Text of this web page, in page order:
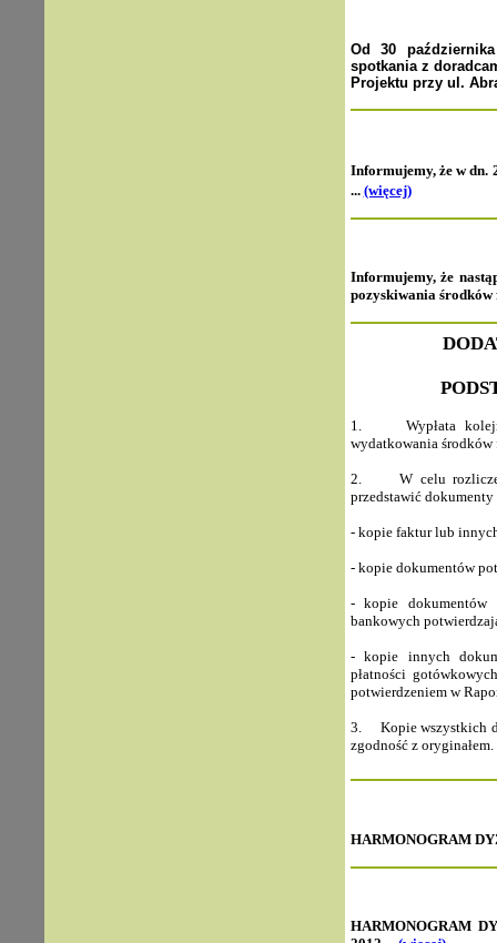
Od 30
spotkania z
Projektu przy ul.
Informujemy, żew dn.
... (więcej)
Informujemy, że
pozyskiwania środków
1. Wypłata kolejnej
wydatkowania środków
2. W celu rozliczenia
przedstawić
- kopie faktur lub
- kopie dokumentów
- kopie dokumentów
bankowych
- kopie innych
płatności
potwierdzeniem w
3. Kopie wszystkich
zgodność z oryginałem.
HARMONOGRAM
HARMONOGRAM